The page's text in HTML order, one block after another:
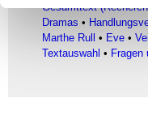
Gesamttext
Dramas •
Marthe Rull
• Eve •
Textauswahl • Fragen